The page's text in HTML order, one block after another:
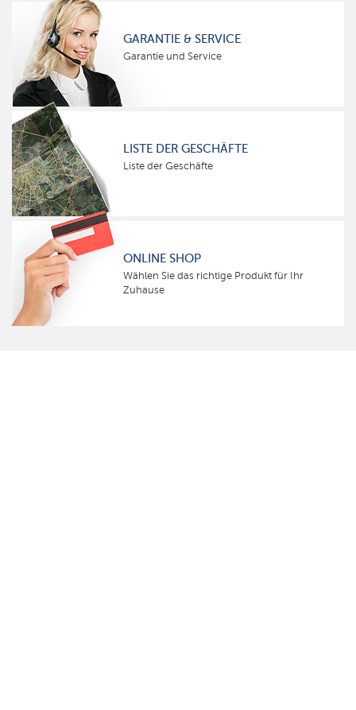
GARANTIE & SERVICE
Garantie und Service
LISTE DER GESCHÄFTE
Liste der Geschäfte
ONLINE SHOP
Wählen Sie das richtige Produkt für Ihr
Zuhause